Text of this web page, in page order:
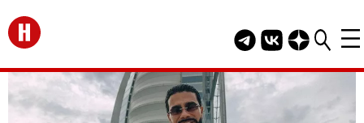
Перейти на главную
Telegram канал
Группа HELLO
Канал